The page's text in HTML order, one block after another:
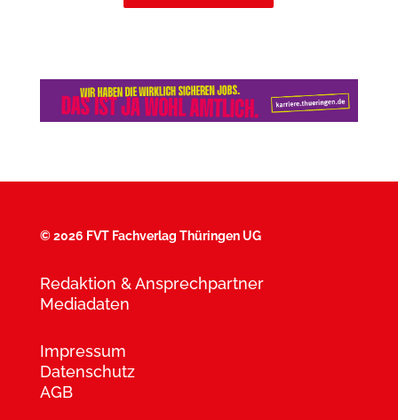
©2026 FVT Fachverlag Thüringen UG
Redaktion & Ansprechpartner
Mediadaten
Impressum
Datenschutz
AGB